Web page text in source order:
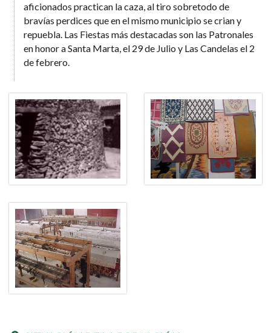
aficionados practican la caza, al tiro sobretodo de
bravías perdices que en el mismo municipio se crian y
repuebla. Las Fiestas más destacadas son las Patronales
en honor a Santa Marta, el 29 de Julio y Las Candelas el 2
de febrero.